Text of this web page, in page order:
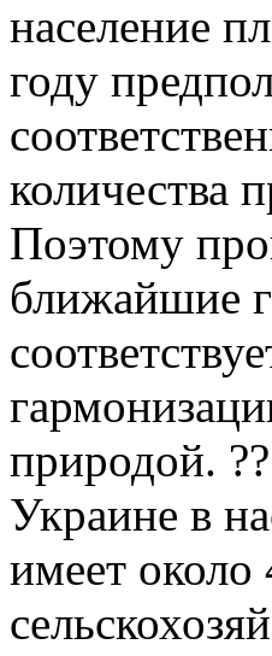
население
году
количества
Поэтому
ближайшие
природой.
Украине в
имеет